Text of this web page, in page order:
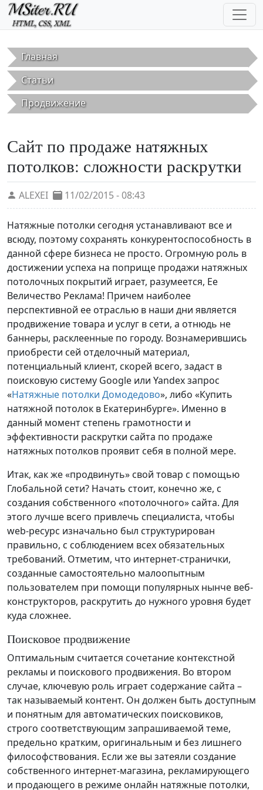
Перейти к основному содержанию
Главная
Статьи
Продвижение
Сайт по продаже натяжных
потолков: сложности раскрутки
ALEXEI 11/02/2015 - 08:43
Натяжные потолки сегодня устанавливают все и
всюду, поэтому сохранять конкурентоспособность в
данной сфере бизнеса не просто. Огромную роль в
достижении успеха на поприще продажи натяжных
потолочных покрытий играет, разумеется, Ее
Величество Реклама! Причем наиболее
перспективной ее отраслью в наши дни является
продвижение товара и услуг в сети, а отнюдь не
баннеры, расклеенные по городу. Вознамерившись
приобрести сей отделочный материал,
потенциальный клиент, скорей всего, задаст в
поисковую систему Google или Yandex запрос
«Натяжные потолки Домодедово», либо «Купить
натяжной потолок в Екатеринбурге». Именно в
данный момент степень грамотности и
эффективности раскрутки сайта по продаже
натяжных потолков проявит себя в полной мере.
Итак, как же «продвинуть» свой товар с помощью
Глобальной сети? Начать стоит, конечно же, с
создания собственного «потолочного» сайта. Для
этого лучше всего привлечь специалиста, чтобы
web-ресурс изначально был структурирован
правильно, с соблюдением всех обязательных
требований. Отметим, что интернет-странички,
созданные самостоятельно малоопытным
пользователем при помощи популярных нынче веб-
конструкторов, раскрутить до нужного уровня будет
куда сложнее.
Поисковое продвижение
Оптимальным считается сочетание контекстной
рекламы и поискового продвижения. Во втором
случае, ключевую роль играет содержание сайта –
так называемый контент. Он должен быть доступным
и понятным для автоматических поисковиков,
строго соответствующим запрашиваемой теме,
предельно кратким, оригинальным и без лишнего
философствования. Если же вы затеяли создание
собственного интернет-магазина, рекламирующего
и продающего в режиме онлайн натяжные потолки,